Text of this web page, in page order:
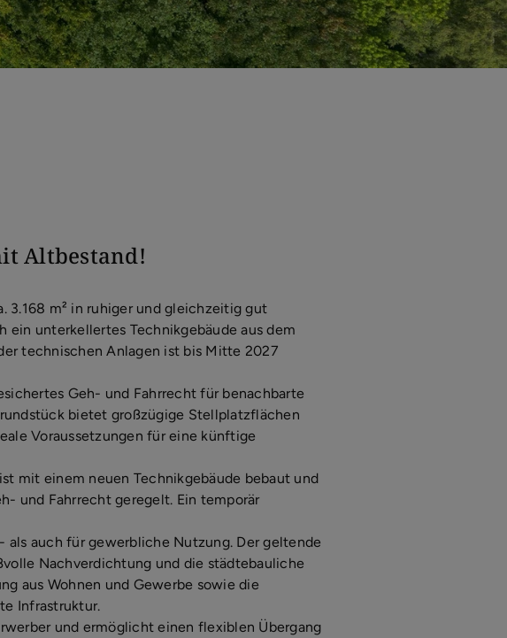
Altbestand!
3.168 m² in ruhiger und gleichzeitig gut
ein unterkellertes Technikgebäude aus dem
technischen Anlagen ist bis Mitte 2027
Geh- und Fahrrecht für benachbarte
bietet großzügige Stellplatzflächen
Voraussetzungen für eine künftige
mit einem neuen Technikgebäude bebaut und
und Fahrrecht geregelt. Ein temporär
auch für gewerbliche Nutzung. Der geltende
Nachverdichtung und die städtebauliche
aus Wohnen und Gewerbe sowie die
Infrastruktur.
und ermöglicht einen flexiblen Übergang